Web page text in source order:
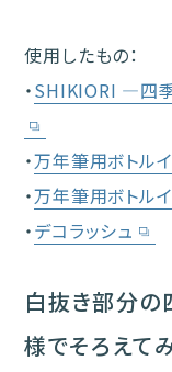
使用したもの：
・SHIKIORI ―四
・万年筆用ボトル
・万年筆用ボトルイ
・デコラッシュ
白抜き部分
様でそろえて